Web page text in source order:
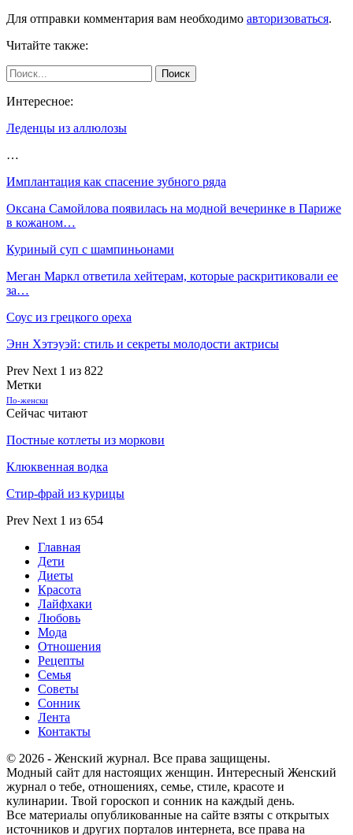
Для отправки комментария вам необходимо авторизоваться.
Читайте также:
Интересное:
Леденцы из аллюлозы
…
Имплантация как спасение зубного ряда
Оксана Самойлова появилась на модной вечеринке в Париже
в кожаном…
Куриный суп с шампиньонами
Меган Маркл ответила хейтерам, которые раскритиковали ее
за…
Соус из грецкого ореха
Энн Хэтэуэй: стиль и секреты молодости актрисы
Prev Next 1 из 822
Метки
По-женски
Сейчас читают
Постные котлеты из моркови
Клюквенная водка
Стир-фрай из курицы
Prev Next 1 из 654
Главная
Дети
Диеты
Красота
Лайфхаки
Любовь
Мода
Отношения
Рецепты
Семья
Советы
Сонник
Лента
Контакты
© 2026 - Женский журнал. Все права защищены.
Модный сайт для настоящих женщин. Интересный Женский
журнал о тебе, отношениях, семье, стиле, красоте и
кулинарии. Твой гороскоп и сонник на каждый день.
Все материалы опубликованные на сайте взяты с открытых
источников и других порталов интернета, все права на